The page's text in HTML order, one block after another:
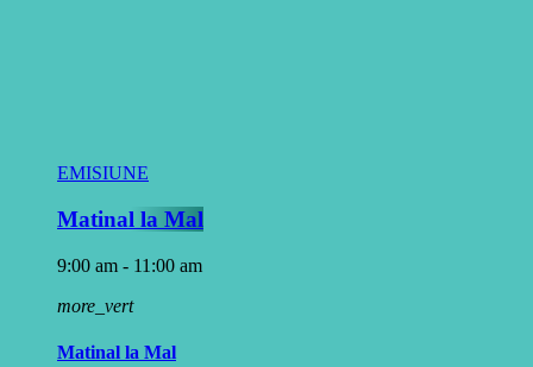
EMISIUNE
Matinal la Mal
9:00 am - 11:00 am
more_vert
Matinal la Mal